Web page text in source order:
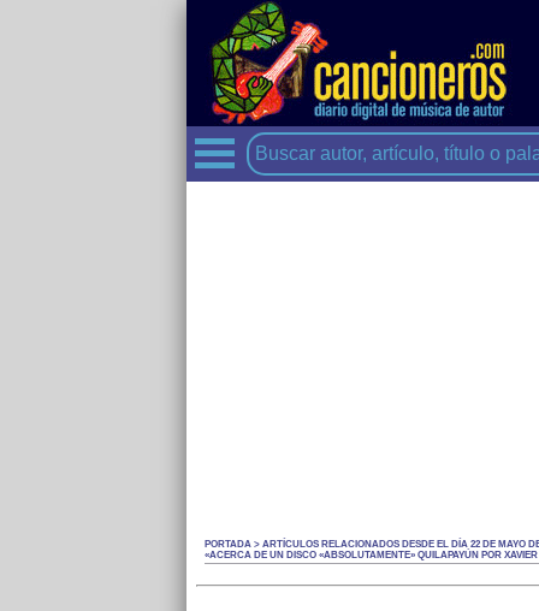
PORTADA > ARTÍCULOS RELACIONADOS DESDE EL DÍA 22 DE MAYO
«ACERCA DE UN DISCO «ABSOLUTAMENTE» QUILAPAYÚN POR